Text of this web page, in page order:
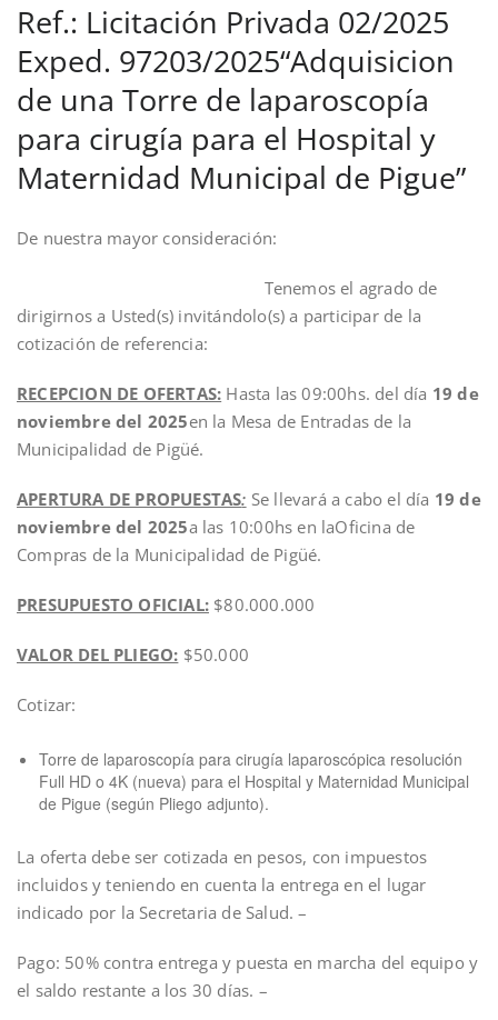
Ref.: Licitación Privada 02/2025
Exped. 97203/2025“Adquisicion
de una Torre de laparoscopía
para cirugía para el Hospital y
Maternidad Municipal de Pigue”
De nuestra mayor consideración:
Tenemos el agrado de
dirigirnos a Usted(s) invitándolo(s) a participar de la
cotización de referencia:
RECEPCION DE OFERTAS: Hasta las 09:00hs. del día 19 de
noviembre del 2025en la Mesa de Entradas de la
Municipalidad de Pigüé.
APERTURA DE PROPUESTAS: Se llevará a cabo el día 19 de
noviembre del 2025a las 10:00hs en laOficina de
Compras de la Municipalidad de Pigüé.
PRESUPUESTO OFICIAL: $80.000.000
VALOR DEL PLIEGO: $50.000
Cotizar:
Torre de laparoscopía para cirugía laparoscópica resolución
Full HD o 4K (nueva) para el Hospital y Maternidad Municipal
de Pigue (según Pliego adjunto).
La oferta debe ser cotizada en pesos, con impuestos
incluidos y teniendo en cuenta la entrega en el lugar
indicado por la Secretaria de Salud. –
Pago: 50% contra entrega y puesta en marcha del equipo y
el saldo restante a los 30 días. –